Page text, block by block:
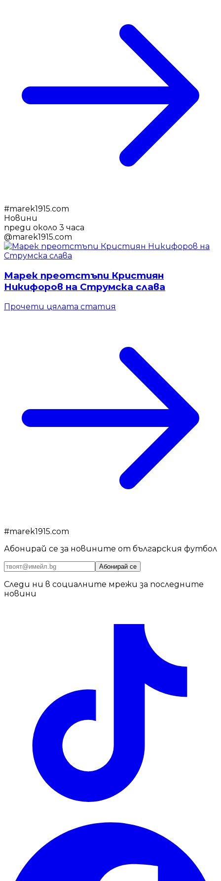
#marek1915.com
Новини
преди около 3 часа
@marek1915.com
Марек преотстъпи Кристиян
Никифоров на Струмска слава
Прочети цялата статия
#marek1915.com
Абонирай се за новините от българския футбол
Абонирай се
Следи ни в социалните мрежи за последните
новини